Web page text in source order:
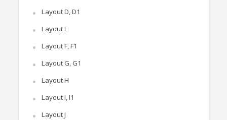
Layout D, D1
Layout E
Layout F, F1
Layout G, G1
Layout H
Layout I, I1
Layout J